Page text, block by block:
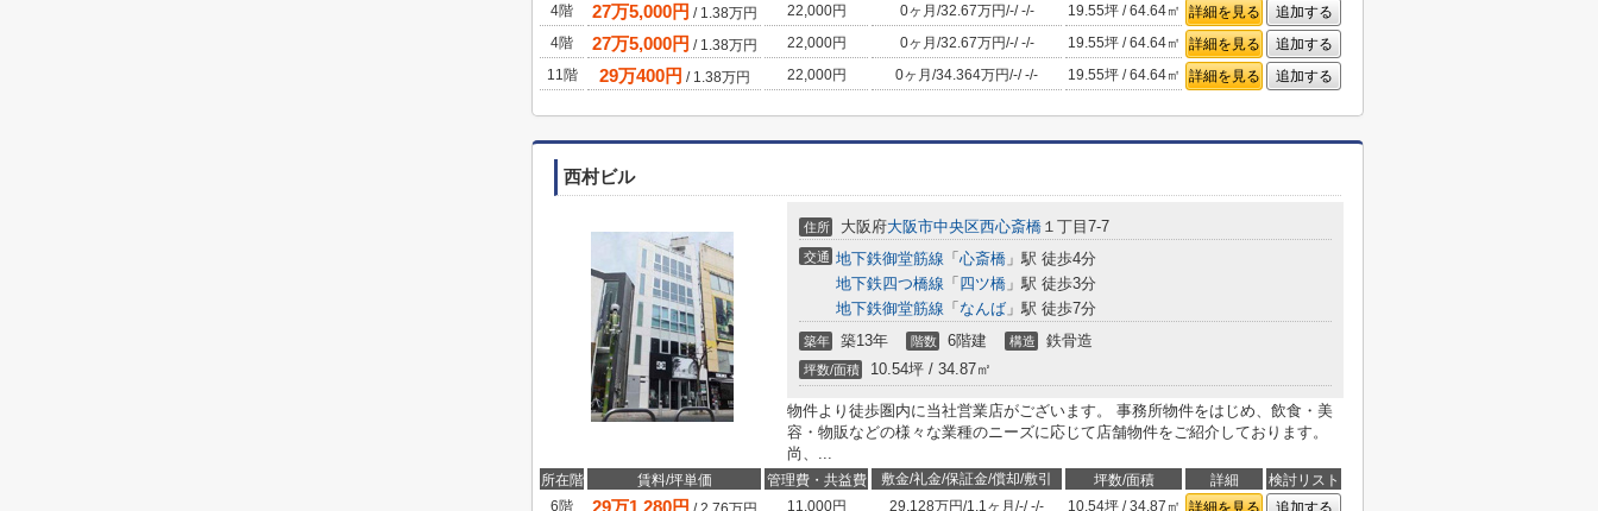
4階
27万5,000円 / 1.38万円 22,000円 0ヶ月 /32.67万円/-/-/- 19.55坪 / 64.64㎡ 詳細を見る
追加する
4階
27万5,000円 / 1.38万円 22,000円 0ヶ月 /32.67万円/-/-/- 19.55坪 / 64.64㎡ 詳細を見る
追加する
11階
29万400円 / 1.38万円 22,000円 0ヶ月 /34.364万円/-/-/- 19.55坪 / 64.64㎡ 詳細を見る 追加する
西村ビル
住所 大阪府大阪市中央区西心斎橋 １丁目7-7
交通 地下鉄御堂筋線 「 心斎橋 」駅 徒歩4分
地下鉄四つ橋線 「 四ツ橋 」駅 徒歩3分
地下鉄御堂筋線 「 なんば 」駅 徒歩7分
築年 築13年 階数 6階建 構造 鉄骨造
坪数/面積 10.54坪 / 34.87㎡
物件より徒歩圏内に当社営業店がございます。 事務所物件をはじめ、飲食・美
容・物販などの様々な業種のニーズに応じて店舗物件をご紹介しております。
尚、...
所在階 賃料/坪単価 管理費・共益費 敷金/礼金/保証金/償却/敷引 坪数/面積 詳細
検討リスト
6階
29万1,280円 11,000円 29.128万円/1.1ヶ月 /-/-/- 10.54坪 / 34.87㎡ 詳細を見る 追加する